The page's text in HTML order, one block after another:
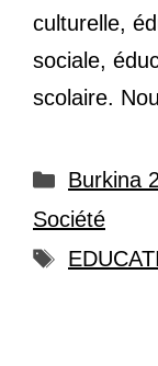
culturelle,
sociale,
scolaire.
Burkina
Société